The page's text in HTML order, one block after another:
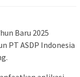
Baru 2025
PT ASDP Indonesia